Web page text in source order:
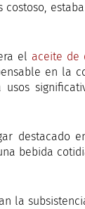
el aceite de
en la
usos
destacado
bebida
la